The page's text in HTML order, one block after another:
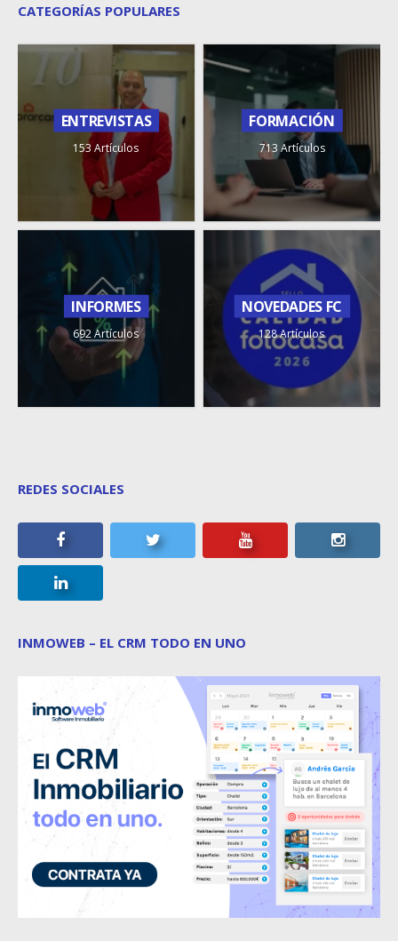
CATEGORÍAS POPULARES
ENTREVISTAS
153 Artículos
FORMACIÓN
713 Artículos
INFORMES
692 Artículos
NOVEDADES FC
128 Artículos
REDES SOCIALES
INMOWEB – EL CRM TODO EN UNO